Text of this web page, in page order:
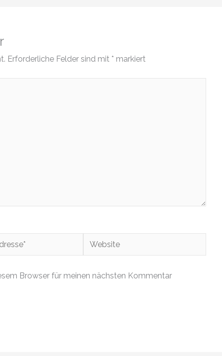
Erforderliche Felder sind mit * markiert
Website
Browser für meinen nächsten Kommentar